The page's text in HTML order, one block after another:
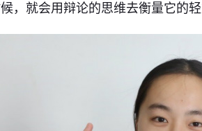
，就会用辩论的思维去衡量它的